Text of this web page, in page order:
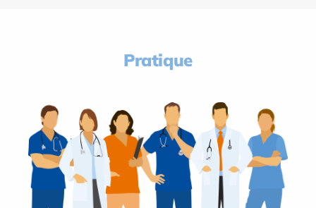
Pratique